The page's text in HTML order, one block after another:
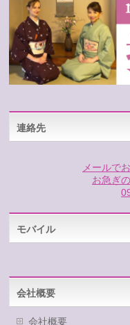
連絡先
メールで
お急ぎ
モバイル
会社概要
会社概要